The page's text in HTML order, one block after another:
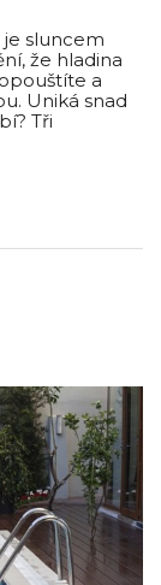
sluncem
že hladina
a
Uniká snad
Tři